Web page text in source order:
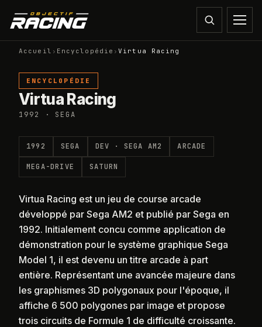
Accueil › Encyclopédie ›Virtua Racing
ENCYCLOPÉDIE
Virtua Racing
1992 · SEGA
1992 SEGA DEV · SEGA AM2 ARCADE
MEGA-DRIVE SATURN
Virtua Racing est un jeu de course arcade
développé par Sega AM2 et publié par Sega en
1992. Initialement concu comme application de
démonstration pour le système graphique Sega
Model 1, il est devenu un titre arcade à part
entière. Représentant une avancée majeure dans
les graphismes 3D polygonaux pour l'époque, il
affiche 6 500 polygones par image et propose
trois circuits de Formule 1 de difficulté croissante.